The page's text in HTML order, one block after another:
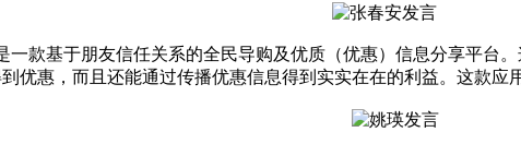
款基于朋友信任关系的全民导购及优质（优惠）信息分享平台
优惠，而且还能通过传播优惠信息得到实实在在的利益。这款应